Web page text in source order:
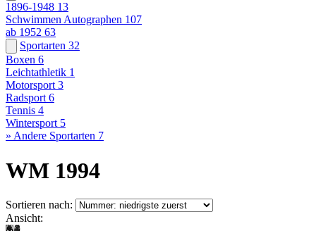
1896-1948 13
Schwimmen Autographen 107
ab 1952 63
Sportarten 32
Boxen 6
Leichtathletik 1
Motorsport 3
Radsport 6
Tennis 4
Wintersport 5
» Andere Sportarten 7
WM 1994
Sortieren nach:
Ansicht: